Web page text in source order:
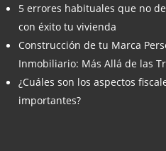
5 errores habituales que no
con éxito tu vivienda
Construcción de tu Marca
Inmobiliario: Más Allá de las
¿Cuáles son los aspectos
importantes?